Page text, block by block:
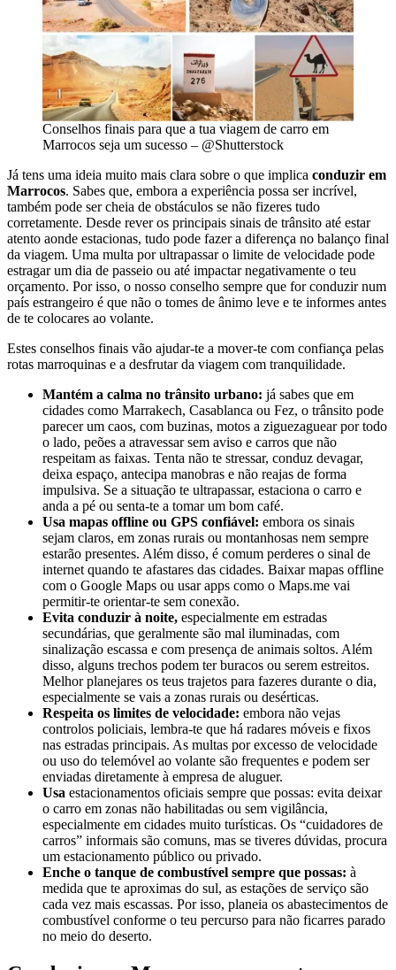
Conselhos finais para que a tua viagem de carro em
Marrocos seja um sucesso – @Shutterstock
Já tens uma ideia muito mais clara sobre o que implica conduzir em
Marrocos. Sabes que, embora a experiência possa ser incrível,
também pode ser cheia de obstáculos se não fizeres tudo
corretamente. Desde rever os principais sinais de trânsito até estar
atento aonde estacionas, tudo pode fazer a diferença no balanço final
da viagem. Uma multa por ultrapassar o limite de velocidade pode
estragar um dia de passeio ou até impactar negativamente o teu
orçamento. Por isso, o nosso conselho sempre que for conduzir num
país estrangeiro é que não o tomes de ânimo leve e te informes antes
de te colocares ao volante.
Estes conselhos finais vão ajudar-te a mover-te com confiança pelas
rotas marroquinas e a desfrutar da viagem com tranquilidade.
Mantém a calma no trânsito urbano: já sabes que em
cidades como Marrakech, Casablanca ou Fez, o trânsito pode
parecer um caos, com buzinas, motos a ziguezaguear por todo
o lado, peões a atravessar sem aviso e carros que não
respeitam as faixas. Tenta não te stressar, conduz devagar,
deixa espaço, antecipa manobras e não reajas de forma
impulsiva. Se a situação te ultrapassar, estaciona o carro e
anda a pé ou senta-te a tomar um bom café.
Usa mapas offline ou GPS confiável: embora os sinais
sejam claros, em zonas rurais ou montanhosas nem sempre
estarão presentes. Além disso, é comum perderes o sinal de
internet quando te afastares das cidades. Baixar mapas offline
com o Google Maps ou usar apps como o Maps.me vai
permitir-te orientar-te sem conexão.
Evita conduzir à noite, especialmente em estradas
secundárias, que geralmente são mal iluminadas, com
sinalização escassa e com presença de animais soltos. Além
disso, alguns trechos podem ter buracos ou serem estreitos.
Melhor planejares os teus trajetos para fazeres durante o dia,
especialmente se vais a zonas rurais ou desérticas.
Respeita os limites de velocidade: embora não vejas
controlos policiais, lembra-te que há radares móveis e fixos
nas estradas principais. As multas por excesso de velocidade
ou uso do telemóvel ao volante são frequentes e podem ser
enviadas diretamente à empresa de aluguer.
Usa estacionamentos oficiais sempre que possas: evita deixar
o carro em zonas não habilitadas ou sem vigilância,
especialmente em cidades muito turísticas. Os “cuidadores de
carros” informais são comuns, mas se tiveres dúvidas, procura
um estacionamento público ou privado.
Enche o tanque de combustível sempre que possas: à
medida que te aproximas do sul, as estações de serviço são
cada vez mais escassas. Por isso, planeia os abastecimentos de
combustível conforme o teu percurso para não ficarres parado
no meio do deserto.